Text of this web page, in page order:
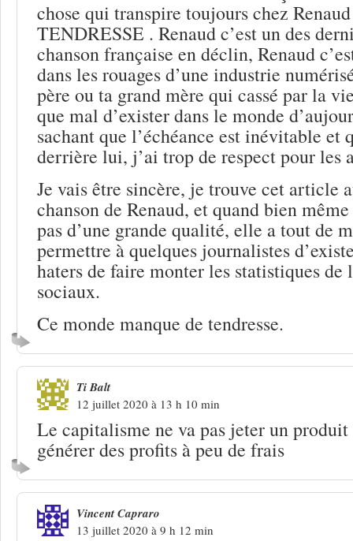
chose qui transpire toujours chez Renaud
TENDRESSE . Renaud c’est un des
chanson française en déclin, Renaud
dans les rouages d’une industrie
père ou ta grand mère qui cassé par la
que mal d’exister dans le monde
sachant que l’échéance est inévitable et
derrière lui, j’ai trop de respect pour les
Je vais être sincère, je trouve cet article
chanson de Renaud, et quand bien
pas d’une grande qualité, elle a tout de
permettre à quelques journalistes
haters de faire monter les statistiques de
sociaux.
Ce monde manque de tendresse.
Ti Balt
12 juillet 2020 à 13 h 10 min
Le capitalisme ne va pas jeter un
générer des profits à peu de frais
Vincent Capraro
13 juillet 2020 à 9 h 12 min